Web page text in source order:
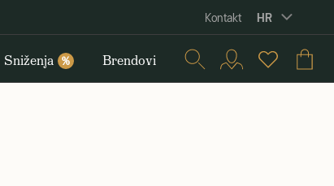
Kontakt HR
Sniženja % Brendovi